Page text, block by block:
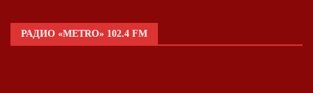
РАДИО «METRO» 102.4 FM